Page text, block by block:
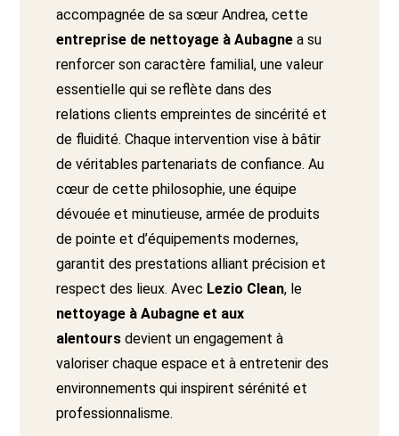
accompagnée de sa sœur Andrea, cette
entreprise de nettoyage à Aubagnea su
renforcer son caractère familial, une valeur
essentielle qui se reflète dans des
relations clients empreintes de sincérité et
de fluidité. Chaque intervention vise à bâtir
de véritables partenariats de confiance. Au
cœur de cette philosophie, une équipe
dévouée et minutieuse, armée de produits
de pointe et d’équipements modernes,
garantit des prestations alliant précision et
respect des lieux. Avec Lezio Clean, le
nettoyage à Aubagne et aux
alentoursdevient un engagement à
valoriser chaque espace et à entretenir des
environnements qui inspirent sérénité et
professionnalisme.